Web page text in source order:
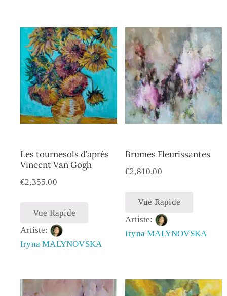
Les tournesols d’après
Vincent Van Gogh
€2,355.00
Vue Rapide
Artiste:
Iryna MALYNOVSKA
Brumes Fleurissantes
€2,810.00
Vue Rapide
Artiste:
Iryna MALYNOVSKA